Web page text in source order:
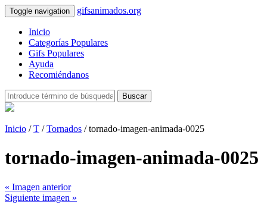
Toggle navigation gifsanimados.org
Inicio
Categorías Populares
Gifs Populares
Ayuda
Recomiéndanos
Buscar
Inicio /T /Tornados / tornado-imagen-animada-0025
tornado-imagen-animada-0025
« Imagen anterior
Siguiente imagen »